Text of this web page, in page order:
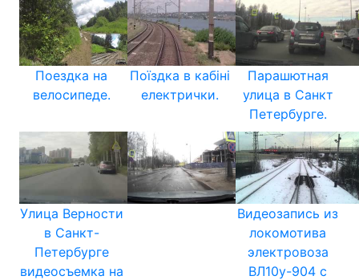
Поездка на
велосипеде.
Поїздка в кабіні
електрички.
Парашютная
улица в Санкт
Петербурге.
Улица Верности
в Санкт-
Петербурге
видеосъемка на
Видеозапись из
локомотива
электровоза
ВЛ10у-904 с